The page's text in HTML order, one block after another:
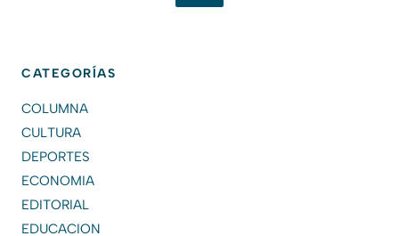
CATEGORÍAS
COLUMNA
CULTURA
DEPORTES
ECONOMIA
EDITORIAL
EDUCACION